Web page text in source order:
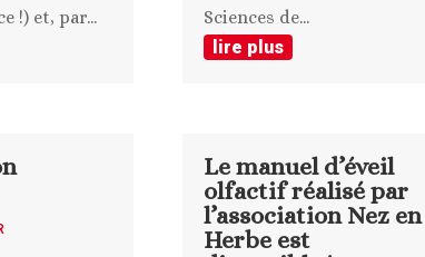
!) et, par...
Sciences de...
lire plus
Le manuel d’éveil
olfactif réalisé par
l’association Nez en
Herbe est